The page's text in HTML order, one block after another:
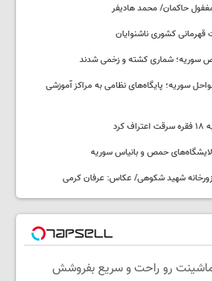
حاکمان/ محمد هادیفر
قهرمانی کشوری ناشنوایان
سوریه؛ شماری کشته و زخمی شدند
سوریه؛ پایگاه‌های نظامی به مراکز آموزشی
زورخانه شهید شکوهی/ عکاس: عرفان کرمی
ماشینت رو راحت و سریع بفروشش